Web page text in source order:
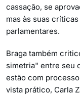
cassação, se
mas às suas
parlamentares.
Braga também
simetria" entre seu
estão com
vista prático, Carla